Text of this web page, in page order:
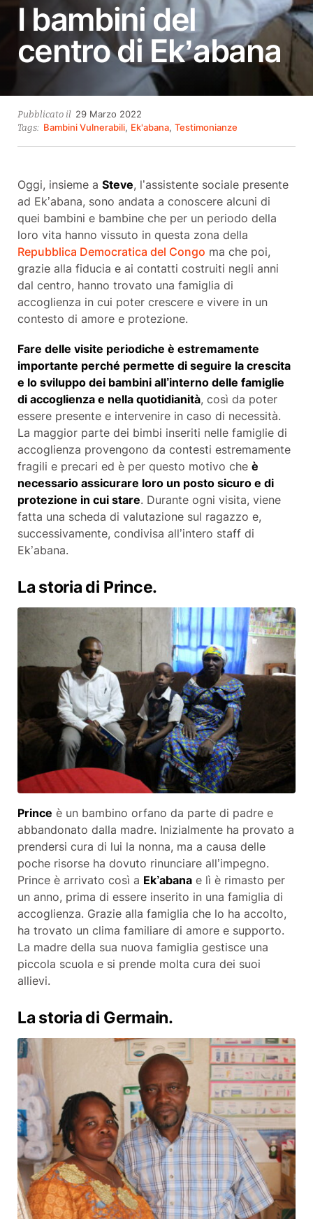
I bambini del
centro di Ek’abana
Pubblicato il 29 Marzo 2022
Marzo
Tags: Bambini Vulnerabili, Ek'abana,Testimonianze
Oggi, insieme a Steve, l’assistente sociale presente
ad Ek’abana, sono andata a conoscere alcuni di
quei bambini e bambine che per un periodo della
loro vita hanno vissuto in questa zona della
Repubblica Democratica del Congo ma che poi,
grazie alla fiducia e ai contatti costruiti negli anni
dal centro, hanno trovato una famiglia di
accoglienza in cui poter crescere e vivere in un
contesto di amore e protezione.
Fare delle visite periodiche è estremamente
importante perché permette di seguire la crescita
e lo sviluppo dei bambini all’interno delle famiglie
di accoglienza e nella quotidianità, così da poter
essere presente e intervenire in caso di necessità.
La maggior parte dei bimbi inseriti nelle famiglie di
accoglienza provengono da contesti estremamente
fragili e precari ed è per questo motivo che è
necessario assicurare loro un posto sicuro e di
protezione in cui stare. Durante ogni visita, viene
fatta una scheda di valutazione sul ragazzo e,
successivamente, condivisa all’intero staff di
Ek’abana.
La storia di Prince.
Prince è un bambino orfano da parte di padre e
abbandonato dalla madre. Inizialmente ha provato a
prendersi cura di lui la nonna, ma a causa delle
poche risorse ha dovuto rinunciare all’impegno.
Prince è arrivato così a Ek’abanae lì è rimasto per
un anno, prima di essere inserito in una famiglia di
accoglienza. Grazie alla famiglia che lo ha accolto,
ha trovato un clima familiare di amore e supporto.
La madre della sua nuova famiglia gestisce una
piccola scuola e si prende molta cura dei suoi
allievi.
La storia di Germain.